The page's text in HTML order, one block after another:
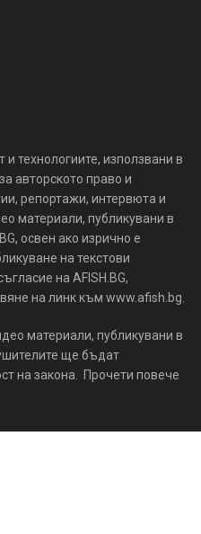
технологиите, използвани в
авторското право и
репортажи, интервюта и
материали, публикувани в
освен ако изрично е
на текстови
на AFISH.BG,
на линк към www.afish.bg.
материали, публикувани в
ще бъдат
на закона. Прочети повече